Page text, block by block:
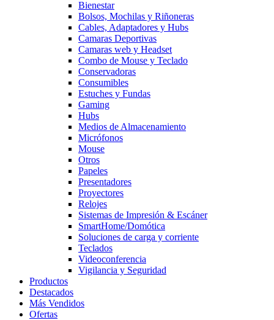
Bienestar
Bolsos, Mochilas y Riñoneras
Cables, Adaptadores y Hubs
Camaras Deportivas
Camaras web y Headset
Combo de Mouse y Teclado
Conservadoras
Consumibles
Estuches y Fundas
Gaming
Hubs
Medios de Almacenamiento
Micrófonos
Mouse
Otros
Papeles
Presentadores
Proyectores
Relojes
Sistemas de Impresión & Escáner
SmartHome/Domótica
Soluciones de carga y corriente
Teclados
Videoconferencia
Vigilancia y Seguridad
Productos
Destacados
Más Vendidos
Ofertas